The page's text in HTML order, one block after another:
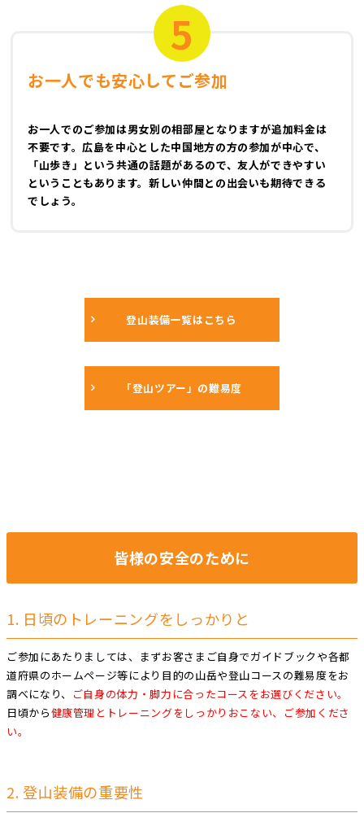
5
お一人でも安心してご参加
お一人でのご参加は男女別の相部屋となりますが追加料金は
不要です。広島を中心とした中国地方の方の参加が中心で、
「山歩き」という共通の話題があるので、友人ができやすい
ということもあります。新しい仲間との出会いも期待できる
でしょう。
登山装備一覧はこちら
「登山ツアー」の難易度
皆様の安全のために
1. 日頃のトレーニングをしっかりと
ご参加にあたりましては、まずお客さまご自身でガイドブックや各都
道府県のホームページ等により目的の山岳や登山コースの難易度をお
調べになり、
ご自身の体力・脚力に合ったコースをお選びください。
日頃から健康管理とトレーニングをしっかりおこない、ご参加くださ
い。
2. 登山装備の重要性